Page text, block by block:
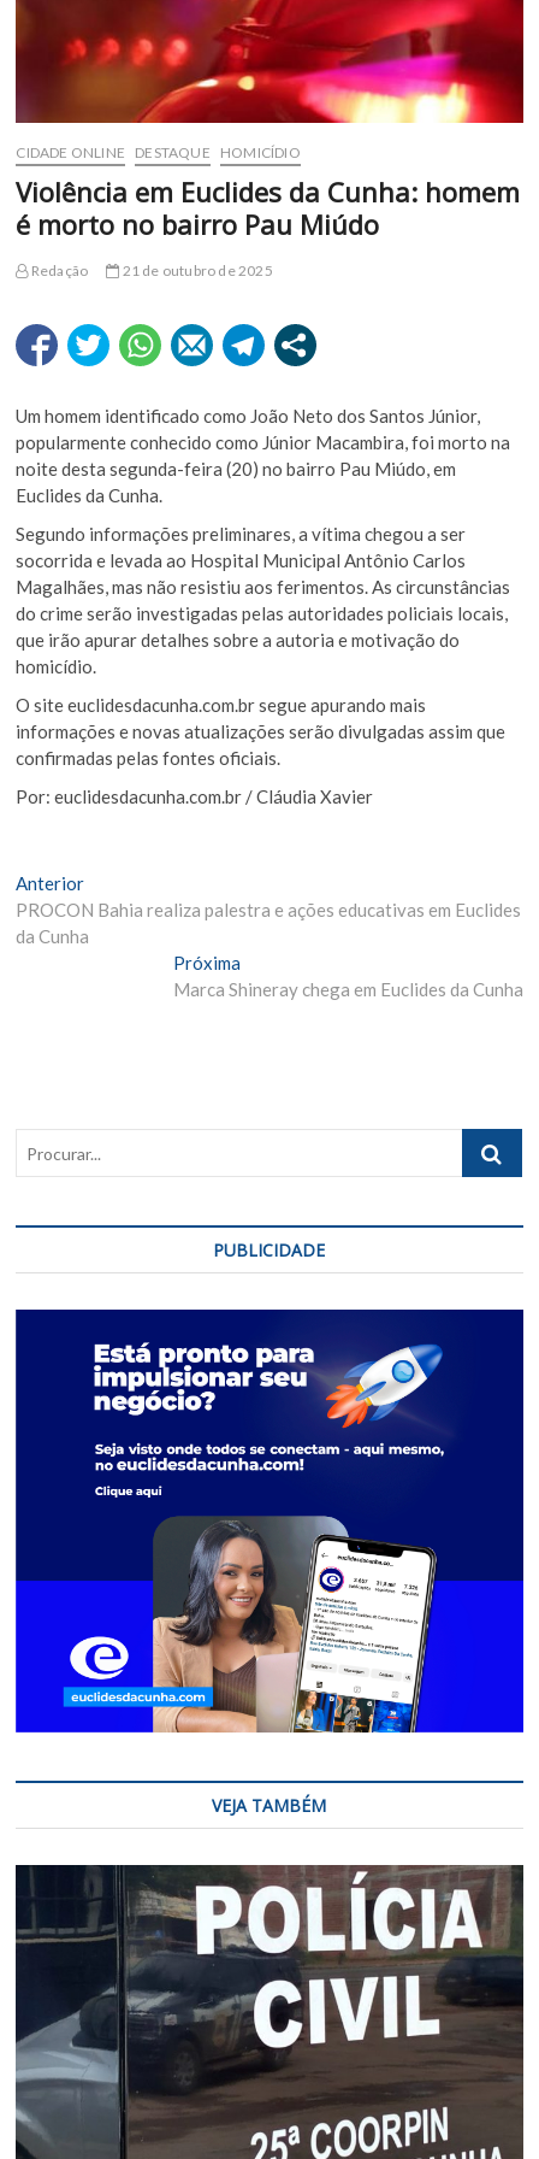
CIDADE ONLINE DESTAQUE HOMICÍDIO
Violência em Euclides da Cunha: homem
é morto no bairro Pau Miúdo
Redação 21 de outubro de 2025
Um homem identificado como João Neto dos Santos Júnior,
popularmente conhecido como Júnior Macambira, foi morto na
noite desta segunda-feira (20) no bairro Pau Miúdo, em
Euclides da Cunha.
Segundo informações preliminares, a vítima chegou a ser
socorrida e levada ao Hospital Municipal Antônio Carlos
Magalhães, mas não resistiu aos ferimentos. As circunstâncias
do crime serão investigadas pelas autoridades policiais locais,
que irão apurar detalhes sobre a autoria e motivação do
homicídio.
O site euclidesdacunha.com.br segue apurando mais
informações e novas atualizações serão divulgadas assim que
confirmadas pelas fontes oficiais.
Por: euclidesdacunha.com.br / Cláudia Xavier
Navegação
de
AnteriorMatéria
Anterior:
PROCON Bahia realiza palestra e ações educativas em Euclides
da Cunha
PróximaPróxima
Materia:
Marca Shineray chega em Euclides da Cunha
PUBLICIDADE
VEJA TAMBÉM